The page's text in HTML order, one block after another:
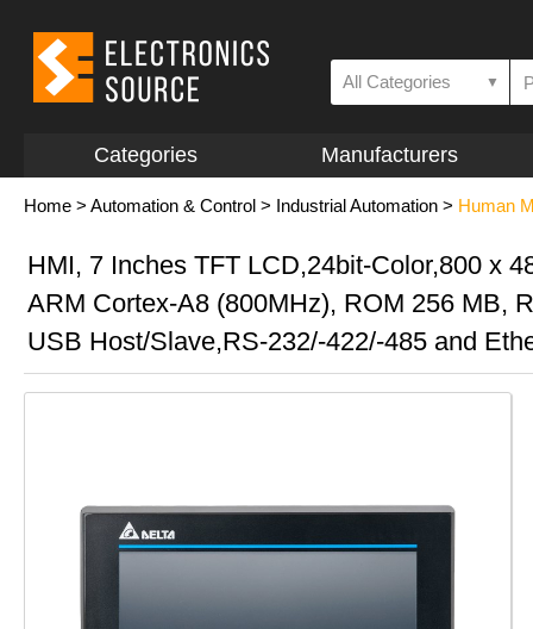
All Categories ▼
Categories Manufacturers
Home > Automation & Control > Industrial Automation > Human
HMI, 7 Inches TFT LCD,24bit-Color,800 x
ARM Cortex-A8 (800MHz), ROM 256 MB,
USB Host/Slave,RS-232/-422/-485 and